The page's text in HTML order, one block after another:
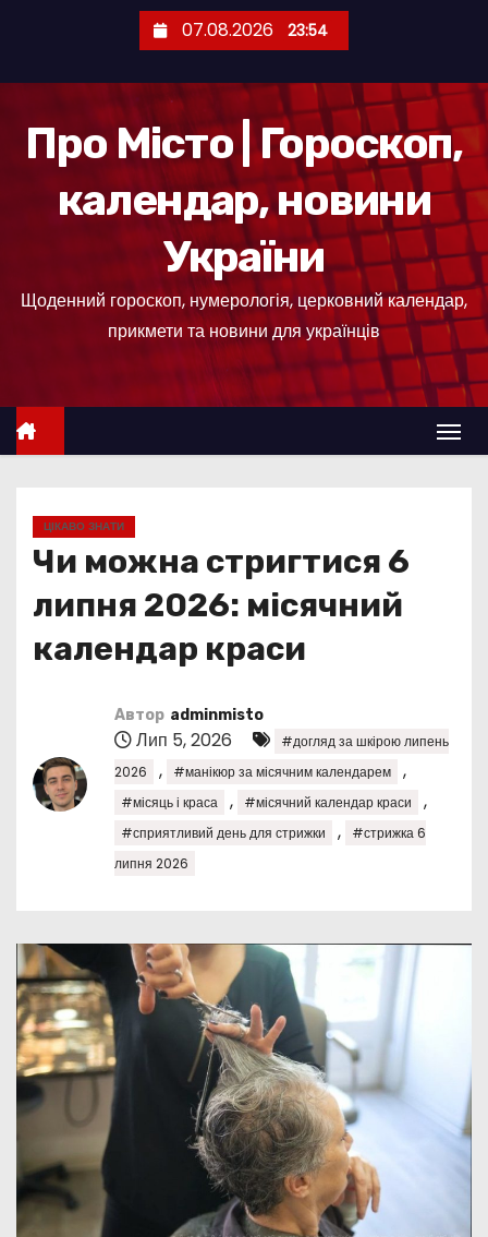
е
07.08.2026 23:54
Про Місто | Гороскоп,
календар, новини
України
Щоденний гороскоп, нумерологія, церковний календар,
прикмети та новини для українців
ЦІКАВО ЗНАТИ
Чи можна стригтися 6
липня 2026: місячний
календар краси
Автор adminmisto
Лип 5, 2026
#догляд за шкірою липень
2026
, #манікюр за місячним календарем ,
#місяць і краса , #місячний календар краси ,
#сприятливий день для стрижки ,
#стрижка 6
липня 2026